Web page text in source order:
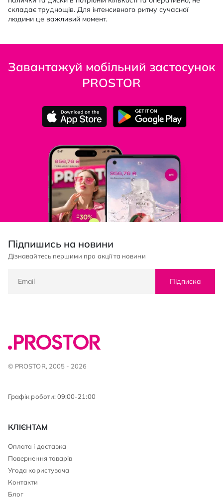
складає труднощів. Для інтенсивного ритму сучасної
людини це важливий момент.
Завантажуй мобільний застосунок
PROSTOR
Підпишись на новини
Дізнавайтесь першими про акції та новини
Підписка
© PROSTOR, 2005 - 2026
Графік роботи: 09:00-21:00
КЛІЄНТАМ
Оплата і доставка
Повернення товарів
Угода користувача
Контакти
Блог